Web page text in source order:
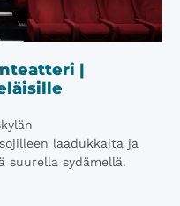
|
laadukkaita ja
suurella sydämellä.